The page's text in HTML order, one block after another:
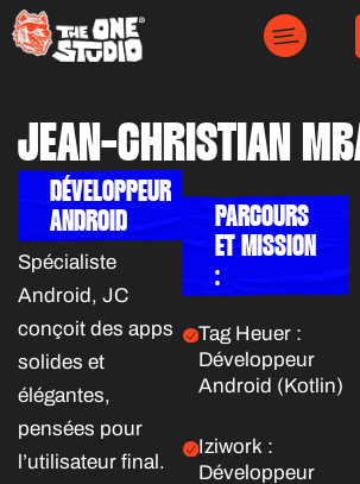
JEAN-CHRISTIAN
DÉVELOPPEUR
ANDROID
Spécialiste
Android, JC
conçoit des apps
solides et
élégantes,
pensées pour
l’utilisateur final.
PARCOURS
ET MISSION
:
Tag Heuer :
Développeur
Android (Kotlin)
Iziwork :
Développeur